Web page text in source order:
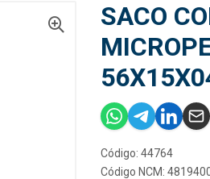
SACO
Código: 44764
Código NCM: